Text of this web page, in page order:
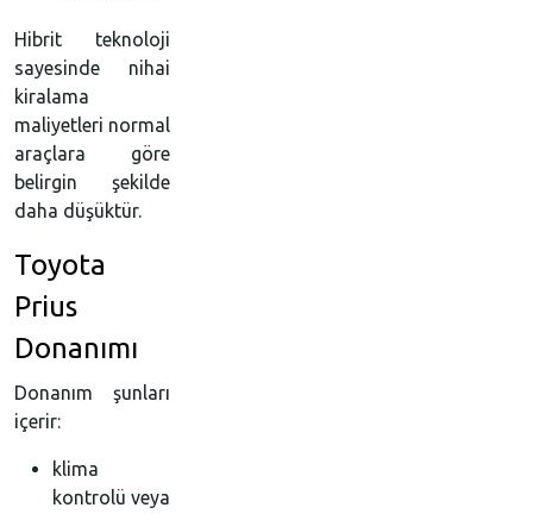
Hibrit teknoloji
sayesinde nihai
kiralama
maliyetleri normal
araçlara göre
belirgin şekilde
daha düşüktür.
Toyota
Prius
Donanımı
Donanım şunları
içerir:
klima
kontrolü veya